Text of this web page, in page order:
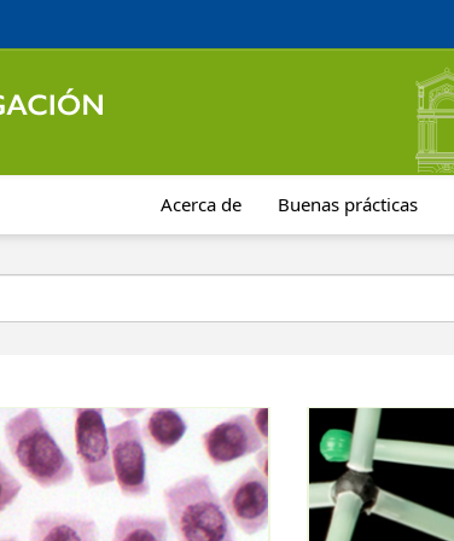
Acerca de Buenas prácticas